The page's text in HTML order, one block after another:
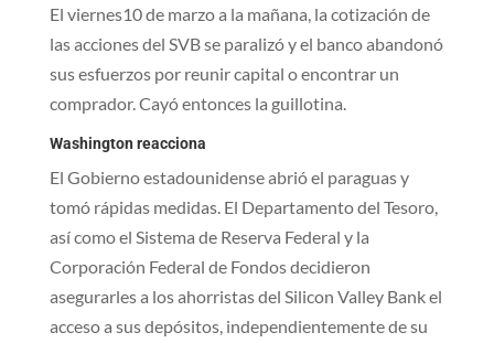
El viernes10 de marzo a la mañana, la cotización de
las acciones del SVB se paralizó y el banco abandonó
sus esfuerzos por reunir capital o encontrar un
comprador. Cayó entonces la guillotina.
Washington reacciona
El Gobierno estadounidense abrió el paraguas y
tomó rápidas medidas. El Departamento del Tesoro,
así como el Sistema de Reserva Federal y la
Corporación Federal de Fondos decidieron
asegurarles a los ahorristas del Silicon Valley Bank el
acceso a sus depósitos, independientemente de su